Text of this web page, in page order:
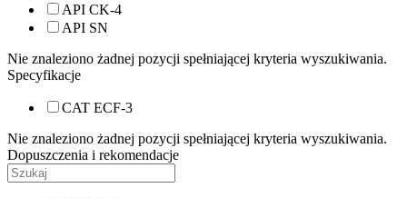
API CK-4
API SN
Nie znaleziono żadnej pozycji spełniającej kryteria wyszukiwania.
Specyfikacje
CAT ECF-3
Nie znaleziono żadnej pozycji spełniającej kryteria wyszukiwania.
Dopuszczenia i rekomendacje